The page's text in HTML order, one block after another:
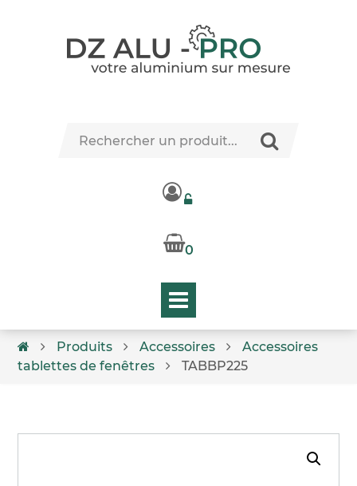
0
Produits Accessoires
Accessoires
tablettes de fenêtres
TABBP225